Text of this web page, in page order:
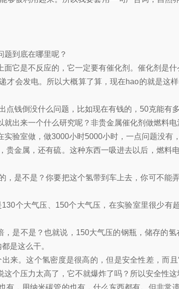
题到底在哪里呢？
它是不反应的，它一定要有催化剂。催化剂是
会发电。所以大概算了算，现在hao的就是这
钱倒没什么问题，比如现在有钱的，50克能有
出来一个什么研究呢？非贵金属催化剂做燃料电
验室做，做3000小时5000小时，一点问题没有
金属，还有硫。这种东西一吸进去以后，燃料
是不是？你要把这个氢带到车上去，你可不能
个大气压、150个大气压，在实验室里很少有
是不是？也就说，150大气压的钢瓶，储存的
是这么干。
来。这个氢密度是很高的，但是安全性差，而
个压力太高了，它不就爆炸了吗？所以安全性这
，用纳米碳管的也有，什么东西都有。但非常